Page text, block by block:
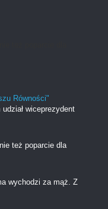
Równości"
wiceprezydent
też poparcie dla
wychodzi za mąż. Z